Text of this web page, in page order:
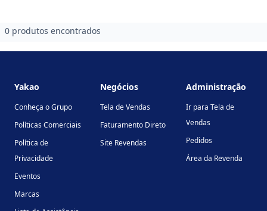
0 produtos encontrados
Yakao
Conheça o Grupo
Políticas Comerciais
Política de
Privacidade
Eventos
Marcas
Negócios
Tela de Vendas
Faturamento Direto
Site Revendas
Administração
Ir para Tela de
Vendas
Pedidos
Área da Revenda